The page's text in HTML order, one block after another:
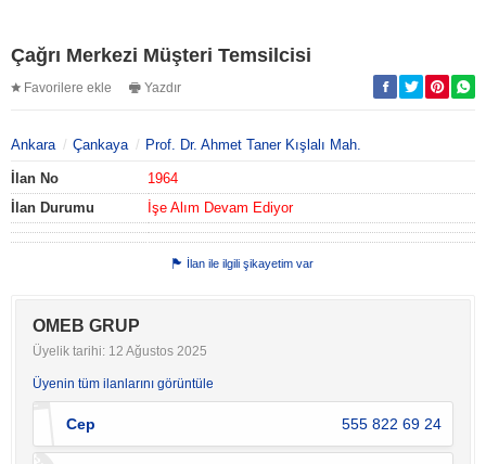
Çağrı Merkezi Müşteri Temsilcisi
Favorilere ekle Yazdır
Ankara Çankaya Prof. Dr. Ahmet Taner Kışlalı Mah.
İlan No
1964
İlan Durumu
İşe Alım Devam Ediyor
İlan ile ilgili şikayetim var
OMEB GRUP
Üyelik tarihi: 12 Ağustos 2025
Üyenin tüm ilanlarını görüntüle
Cep 555 822 69 24